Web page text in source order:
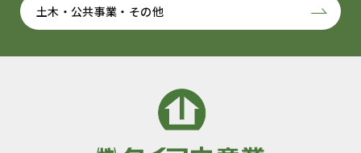
土木・公共事業・その他